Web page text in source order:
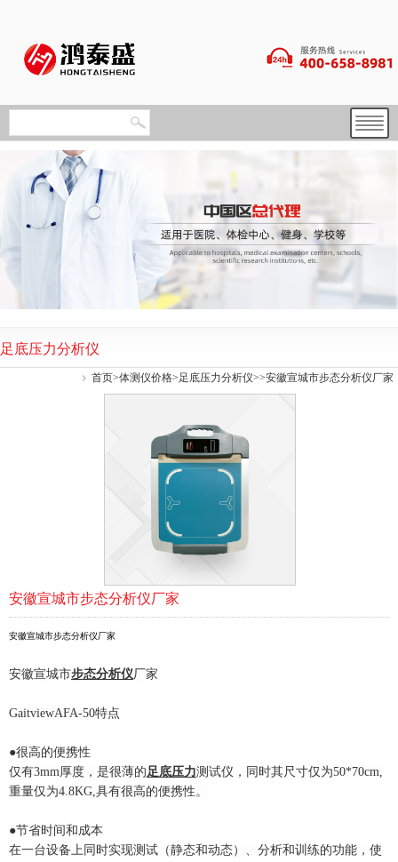
足底压力分析仪
首页>体测仪价格>足底压力分析仪>>安徽宣城市步态分析仪厂家
安徽宣城市步态分析仪厂家
安徽宣城市步态分析仪厂家
安徽宣城市步态分析仪厂家
GaitviewAFA-50特点
●很高的便携性
仅有3mm厚度，是很薄的足底压力测试仪，同时其尺寸仅为50*70cm,
重量仅为4.8KG,具有很高的便携性。
●节省时间和成本
在一台设备上同时实现测试（静态和动态）、分析和训练的功能，使